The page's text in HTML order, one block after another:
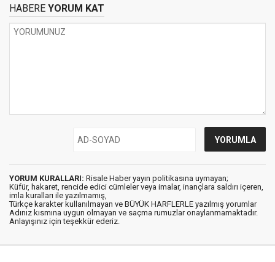
HABERE YORUM KAT
YORUM KURALLARI: Risale Haber yayın politikasına uymayan;
Küfür, hakaret, rencide edici cümleler veya imalar, inançlara saldırı içeren,
imla kuralları ile yazılmamış,
Türkçe karakter kullanılmayan ve BÜYÜK HARFLERLE yazılmış yorumlar
Adınız kısmına uygun olmayan ve saçma rumuzlar onaylanmamaktadır.
Anlayışınız için teşekkür ederiz.